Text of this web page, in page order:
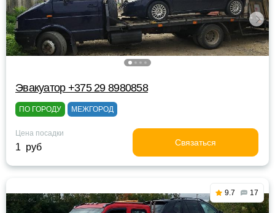
Эвакуатор +375 29 8980858
ПО ГОРОДУ МЕЖГОРОД
Цена посадки
1 руб Связаться
9.7 17